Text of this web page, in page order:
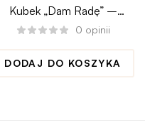
Kubek „Dam Radę” –
motywacja na co dzień
0 opinii
DODAJ DO KOSZYKA